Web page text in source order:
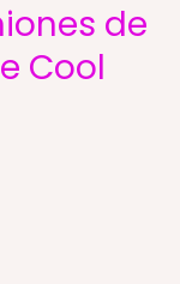
de
Cool